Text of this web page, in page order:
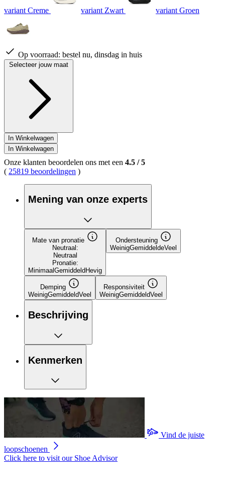
variant Creme variant Zwart variant Groen
Op voorraad: bestel nu, dinsdag in huis
Selecteer jouw maat
In Winkelwagen
In Winkelwagen
Onze klanten beoordelen ons met een 4.5 /5
( 25819 beoordelingen )
Mening van onze experts
Mate van pronatie
Neutraal:
Neutraal
Pronatie:
Minimaal Gemiddeld Hevig
Ondersteuning
WeinigGemiddeldeVeel
Demping
WeinigGemiddeldVeel
Responsiviteit
WeinigGemiddeldVeel
Beschrijving
Kenmerken
Vind de juiste
loopschoenen
Click here to visit our Shoe Advisor